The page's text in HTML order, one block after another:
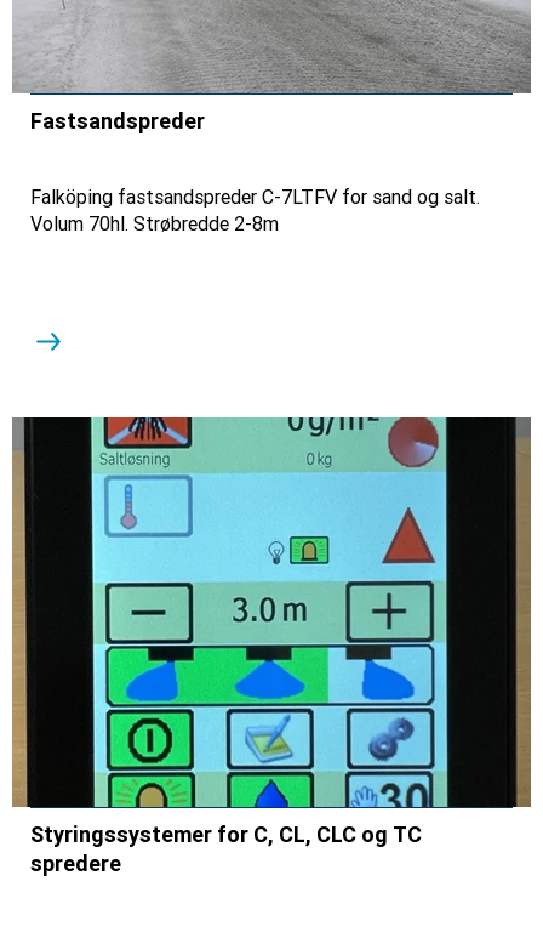
Fastsandspreder
Falköping fastsandspreder C-7LTFV for sand og salt.
Volum 70hl. Strøbredde 2-8m
Styringssystemer for C, CL, CLC og TC
spredere